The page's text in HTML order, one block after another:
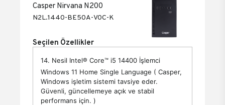
Casper Nirvana N200
N2L.1440-BE50A-V0C-K
Seçilen Özellikler
14. Nesil Intel® Core™ i5 14400 İşlemci
Windows 11 Home Single Language ( Casper,
Windows işletim sistemi tavsiye eder.
Güvenli, güncellemeye açık ve stabil
performans için. )